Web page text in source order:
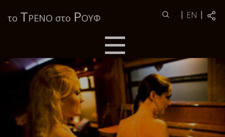
το ΤΡΕΝΟ στο ΡΟΥΦ | EN |